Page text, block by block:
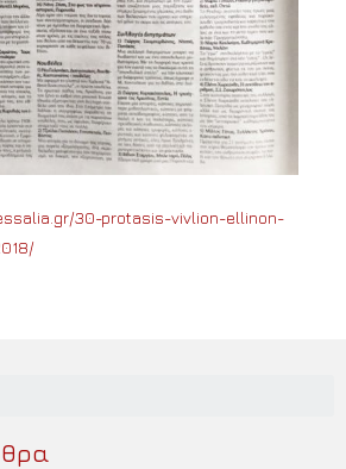
30-protasis-vivlion-ellinon-